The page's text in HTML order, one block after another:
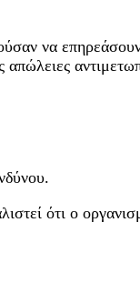
να επηρεάσουν
ότι ο